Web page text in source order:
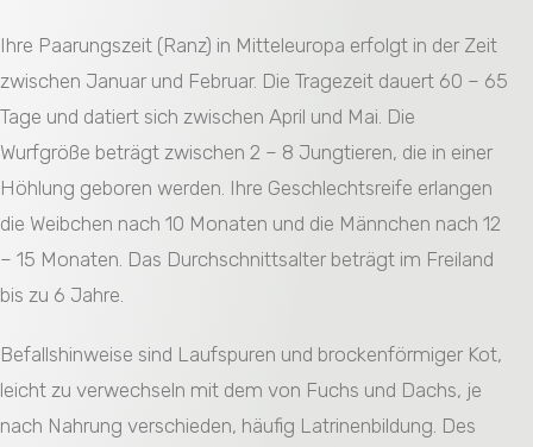
Ihre Paarungszeit (Ranz) in Mitteleuropa erfolgt in der Zeit
zwischen Januar und Februar. Die Tragezeit dauert 60 – 65
Tage und datiert sich zwischen April und Mai. Die
Wurfgröße beträgt zwischen 2 – 8 Jungtieren, die in einer
Höhlung geboren werden. Ihre Geschlechtsreife erlangen
die Weibchen nach 10 Monaten und die Männchen nach 12
– 15 Monaten. Das Durchschnittsalter beträgt im Freiland
bis zu 6 Jahre.
Befallshinweise sind Laufspuren und brockenförmiger Kot,
leicht zu verwechseln mit dem von Fuchs und Dachs, je
nach Nahrung verschieden, häufig Latrinenbildung. Des